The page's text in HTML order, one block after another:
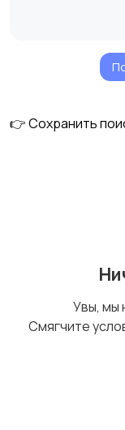
Механические
👉 Сохранить
Увы, мы
Смягчите